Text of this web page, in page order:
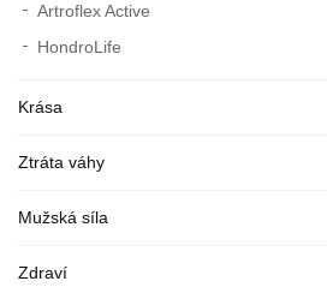
Artroflex Active
HondroLife
Krása
Ztráta váhy
Mužská síla
Zdraví